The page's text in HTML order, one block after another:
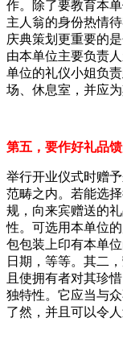
作。除了要教育本
主人翁的身份热情
庆典策划更重要的
由本单位主要负责
单位的礼仪小姐负
场、休息室，并应为
第五，要作好礼品
举行开业仪式时赠
范畴之内。若能选
规，向来宾赠送的
性。可选用本单位
包包装上印有本单
日期，等等。其二
且使拥有者对其珍
独特性。它应当与
了然，并且可以令人